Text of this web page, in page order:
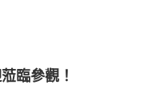
臨參觀！